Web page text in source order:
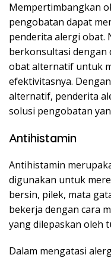
Mempertimbangkan
pengobatan dapat
penderita alergi obat.
berkonsultasi dengan
obat alternatif untuk
efektivitasnya.
alternatif, penderita
solusi pengobatan
Antihistamin
Antihistamin
digunakan untuk
bersin, pilek, mata
bekerja dengan cara
yang dilepaskan oleh
Dalam mengatasi